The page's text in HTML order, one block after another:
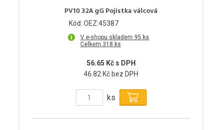
PV10 32A gG Pojistka válcová
Kód: OEZ:45387
V e-shopu skladem 95 ks
Celkem 318 ks
56.65 Kč s DPH
46.82 Kč bez DPH
ks